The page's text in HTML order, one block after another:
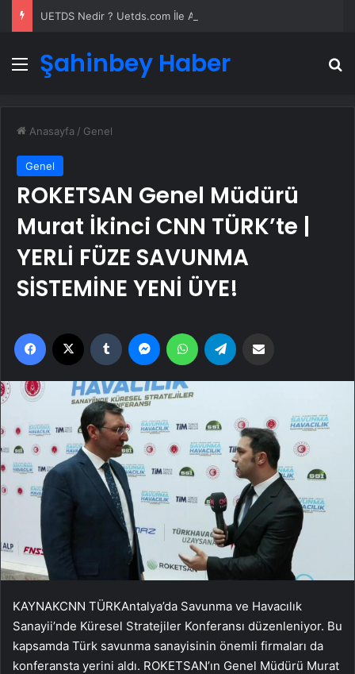
Menü
Şahinbey Haber
Anasayfa / Genel
Genel
ROKETSAN Genel Müdürü
Murat İkinci CNN TÜRK’te |
YERLİ FÜZE SAVUNMA
SİSTEMİNE YENİ ÜYE!
Facebook Tumblr MessengerWhatsApp
KAYNAKCNN TÜRKAntalya’da Savunma ve Havacılık
Sanayii’nde Küresel Stratejiler Konferansı düzenleniyor. Bu
kapsamda Türk savunma sanayisinin önemli firmaları da
konferansta yerini aldı. ROKETSAN’ın Genel Müdürü Murat